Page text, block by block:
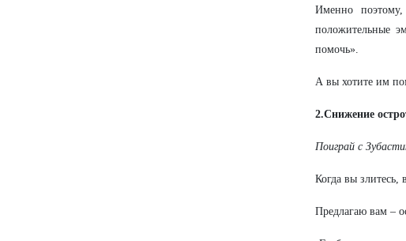
Именно
положительные
помочь».
А вы хотите им
2.Снижение
Поиграй с
Когда вы злитесь,
Предлагаю вам –